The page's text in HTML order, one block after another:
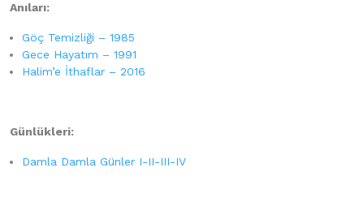
Anıları:
Göç Temizliği – 1985
Gece Hayatım – 1991
Halim’e İthaflar – 2016
Günlükleri:
Damla Damla Günler I-II-III-IV